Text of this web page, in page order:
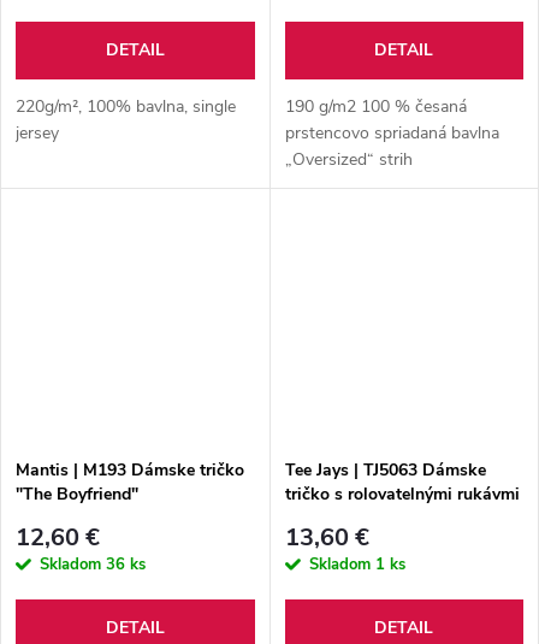
DETAIL
220g/m², 100% bavlna, single
jersey
DETAIL
190 g/m2 100 % česaná
prstencovo spriadaná bavlna
„Oversized“ strih
Mantis | M193 Dámske tričko
"The Boyfriend"
12,60 €
Skladom 36 ks
DETAIL
Tee Jays | TJ5063 Dámske
tričko s rolovatelnými rukávmi
13,60 €
Skladom 1 ks
DETAIL